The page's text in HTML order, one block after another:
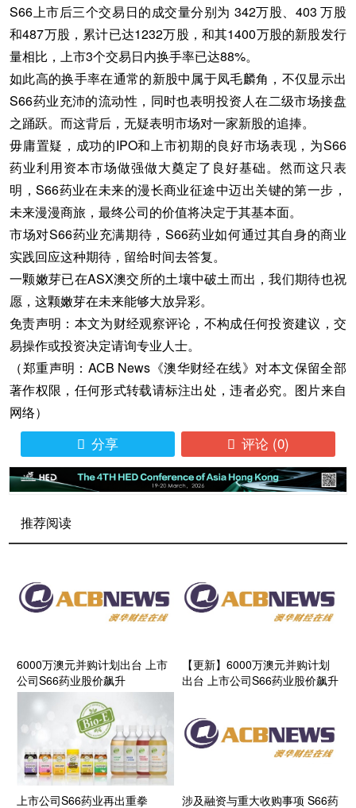
S66上市后三个交易日的成交量分别为 342万股、403 万股
和487万股，累计已达1232万股，和其1400万股的新股发行
量相比，上市3个交易日内换手率已达88%。
如此高的换手率在通常的新股中属于凤毛麟角，不仅显示出
S66药业充沛的流动性，同时也表明投资人在二级市场接盘
之踊跃。而这背后，无疑表明市场对一家新股的追捧。
毋庸置疑，成功的IPO和上市初期的良好市场表现，为S66
药业利用资本市场做强做大奠定了良好基础。然而这只表
明，S66药业在未来的漫长商业征途中迈出关键的第一步，
未来漫漫商旅，最终公司的价值将决定于其基本面。
市场对S66药业充满期待，S66药业如何通过其自身的商业
实践回应这种期待，留给时间去答复。
一颗嫩芽已在ASX澳交所的土壤中破土而出，我们期待也祝
愿，这颗嫩芽在未来能够大放异彩。
免责声明：本文为财经观察评论，不构成任何投资建议，交
易操作或投资决定请询专业人士。
（郑重声明：ACB News《澳华财经在线》对本文保留全部
著作权限，任何形式转载请标注出处，违者必究。图片来自
网络）
 分享  评论 (0)
推荐阅读
6000万澳元并购计划出台 上市
公司S66药业股价飙升
【更新】6000万澳元并购计划
出台 上市公司S66药业股价飙升
上市公司S66药业再出重拳
涉及融资与重大收购事项 S66药